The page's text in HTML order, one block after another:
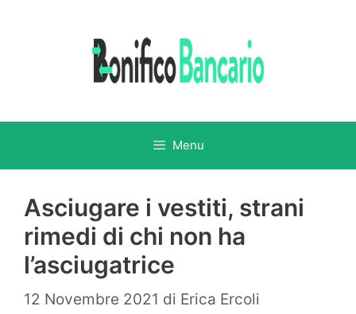
Menu
Asciugare i vestiti, strani
rimedi di chi non ha
l’asciugatrice
12 Novembre 2021 di Erica Ercoli